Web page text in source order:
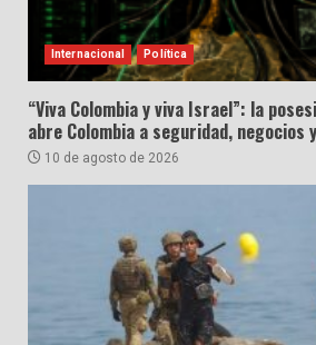
Internacional Política
“Viva Colombia y viva Israel”: la
abre Colombia a seguridad, negocios
10 de agosto de 2026